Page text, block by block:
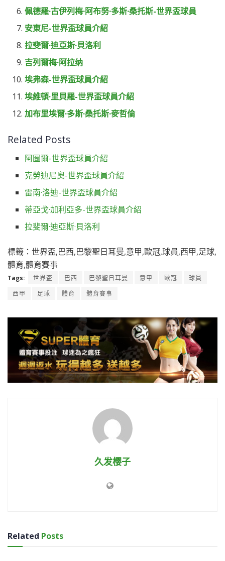
佩德羅·古伊列梅·阿布努·多斯·桑托斯-世界盃球員
安東尼-世界盃球員介紹
拉斐爾·迪亞斯·貝洛利
吉列爾梅·阿拉纳
埃弗森-世界盃球員介紹
埃維頓·里貝羅-世界盃球員介紹
加布里埃爾·多斯·桑托斯·麥哲倫
Related Posts
阿圖爾-世界盃球員介紹
克勞迪尼奧-世界盃球員介紹
雷南·洛迪-世界盃球員介紹
蒂亞戈·加利亞多-世界盃球員介紹
拉斐爾·迪亞斯·貝洛利
標籤：世界盃,巴西,巴黎聖日耳曼,意甲,歐冠,球員,西甲,足球,
體育,體育賽事
Tags: 世界盃 巴西 巴黎聖日耳曼 意甲 歐冠
球員
西甲
足球 體育 體育賽事
久发樱子
Related Posts